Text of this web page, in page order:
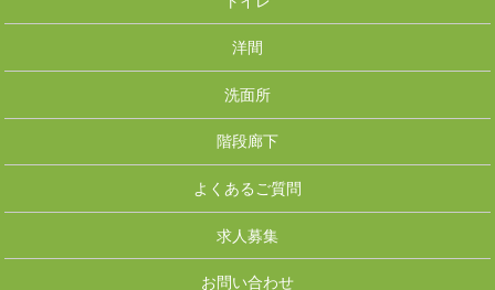
洋間
洗面所
階段廊下
よくあるご質問
求人募集
お問い合わせ